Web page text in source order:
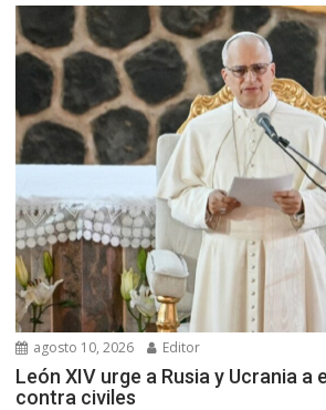
agosto 10, 2026 Editor
León XIV urge a Rusia y Ucrania a
contra civiles